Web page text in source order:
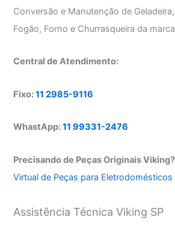
Conversão e Manutenção de
Fogão, Forno e Churrasqueira da
Central de Atendimento:
Fixo:11 2985-9116
WhastApp:11 99331-2476
Precisando de Peças Originais Viking?
Virtual de Peças para Eletrodomésticos
Assistência Técnica Viking SP